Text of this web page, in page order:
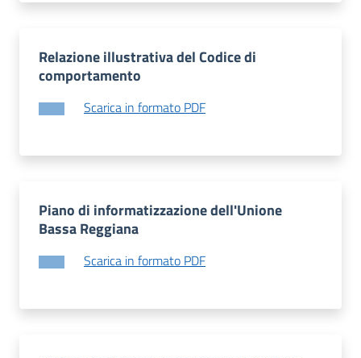
Relazione illustrativa del Codice di
comportamento
Scarica in formato PDF
Piano di informatizzazione dell'Unione
Bassa Reggiana
Scarica in formato PDF